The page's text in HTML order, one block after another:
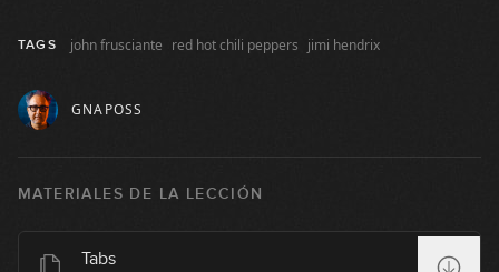
TAGS john frusciante red hot chili peppers jimi hendrix
GNAPOSS
MATERIALES DE LA LECCIÓN
Tabs
The Rolling Stones - Brown Sugar
16:37